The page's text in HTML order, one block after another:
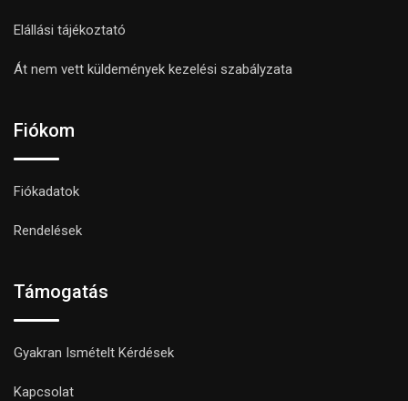
Elállási tájékoztató
Át nem vett küldemények kezelési szabályzata
Fiókom
Fiókadatok
Rendelések
Támogatás
Gyakran Ismételt Kérdések
Kapcsolat